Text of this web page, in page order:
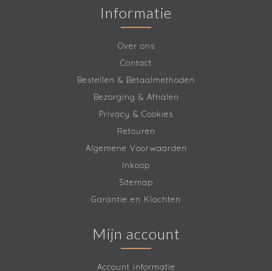
Informatie
Over ons
Contact
Bestellen & Betaalmethoden
Bezorging & Afhalen
Privacy & Cookies
Retouren
Algemene Voorwaarden
Inkoop
Sitemap
Garantie en Klachten
Mijn account
Account informatie